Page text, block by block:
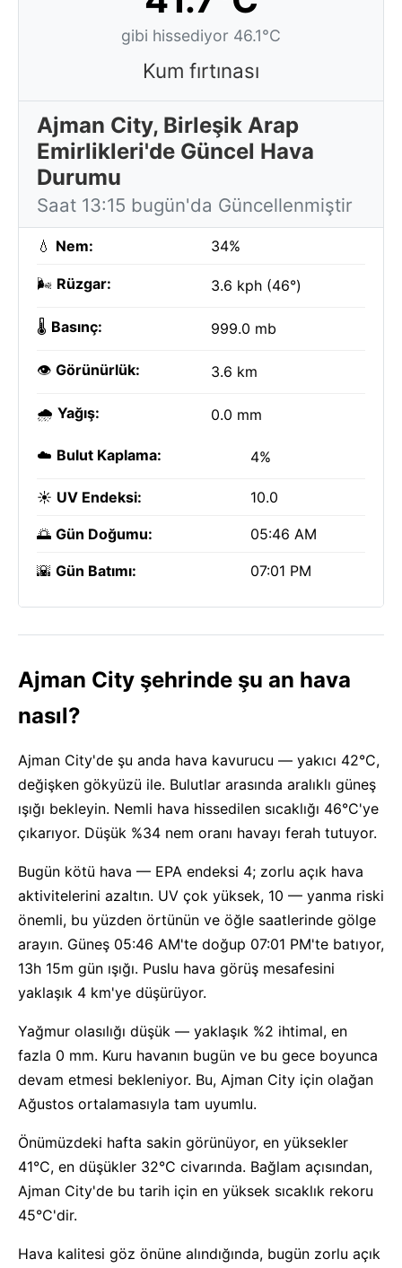
gibi hissediyor 46.1°C
Kum fırtınası
Ajman City, Birleşik Arap
Emirlikleri'de Güncel Hava
Durumu
Saat 13:15 bugün'da Güncellenmiştir
💧 Nem: 34%
🌬️ Rüzgar: 3.6 kph (46°)
🌡️ Basınç: 999.0 mb
👁️ Görünürlük: 3.6 km
🌧️ Yağış: 0.0 mm
☁️ Bulut Kaplama: 4%
☀️ UV Endeksi: 10.0
🌅 Gün Doğumu: 05:46 AM
🌇 Gün Batımı: 07:01 PM
Ajman City şehrinde şu an hava
nasıl?
Ajman City'de şu anda hava kavurucu — yakıcı 42°C,
değişken gökyüzü ile. Bulutlar arasında aralıklı güneş
ışığı bekleyin. Nemli hava hissedilen sıcaklığı 46°C'ye
çıkarıyor. Düşük %34 nem oranı havayı ferah tutuyor.
Bugün kötü hava — EPA endeksi 4; zorlu açık hava
aktivitelerini azaltın. UV çok yüksek, 10 — yanma riski
önemli, bu yüzden örtünün ve öğle saatlerinde gölge
arayın. Güneş 05:46 AM'te doğup 07:01 PM'te batıyor,
13h 15m gün ışığı. Puslu hava görüş mesafesini
yaklaşık 4 km'ye düşürüyor.
Yağmur olasılığı düşük — yaklaşık %2 ihtimal, en
fazla 0 mm. Kuru havanın bugün ve bu gece boyunca
devam etmesi bekleniyor. Bu, Ajman City için olağan
Ağustos ortalamasıyla tam uyumlu.
Önümüzdeki hafta sakin görünüyor, en yüksekler
41°C, en düşükler 32°C civarında. Bağlam açısından,
Ajman City'de bu tarih için en yüksek sıcaklık rekoru
45°C'dir.
Hava kalitesi göz önüne alındığında, bugün zorlu açık